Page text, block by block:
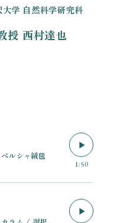
大学 自然科学研究科
授 西村達也
ルシャ絨毯
1:50